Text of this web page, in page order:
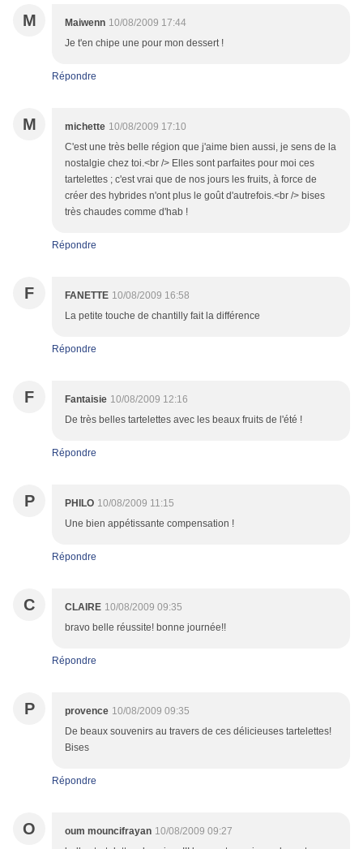
M Maiwenn 10/08/2009 17:44
Je t'en chipe une pour mon dessert !
Répondre
M michette 10/08/2009 17:10
C'est une très belle région que j'aime bien aussi, je sens de la
nostalgie chez toi.<br /> Elles sont parfaites pour moi ces
tartelettes ; c'est vrai que de nos jours les fruits, à force de
créer des hybrides n'ont plus le goût d'autrefois.<br /> bises
très chaudes comme d'hab !
Répondre
F FANETTE 10/08/2009 16:58
La petite touche de chantilly fait la différence
Répondre
F Fantaisie 10/08/2009 12:16
De très belles tartelettes avec les beaux fruits de l'été !
Répondre
P PHILO 10/08/2009 11:15
Une bien appétissante compensation !
Répondre
C CLAIRE 10/08/2009 09:35
bravo belle réussite! bonne journée!!
Répondre
P provence 10/08/2009 09:35
De beaux souvenirs au travers de ces délicieuses tartelettes!
Bises
Répondre
O oum mouncifrayan 10/08/2009 09:27